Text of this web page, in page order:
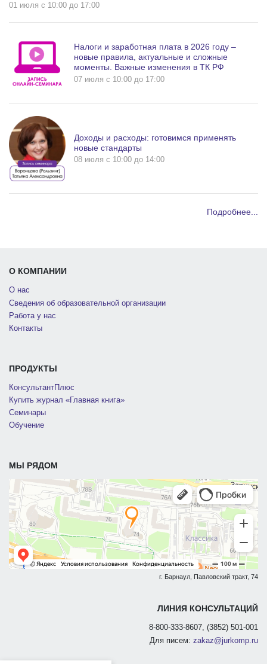
01 июля c 10:00 до 17:00
Налоги и заработная плата в 2026 году –
новые правила, актуальные и сложные
моменты. Важные изменения в ТК РФ
07 июля c 10:00 до 17:00
Доходы и расходы: готовимся применять
новые стандарты
08 июля c 10:00 до 14:00
Подробнее...
О КОМПАНИИ
О нас
Сведения об образовательной организации
Работа у нас
Контакты
ПРОДУКТЫ
КонсультантПлюс
Купить журнал «Главная книга»
Семинары
Обучение
МЫ РЯДОМ
г. Барнаул, Павловский тракт, 74
ЛИНИЯ КОНСУЛЬТАЦИЙ
8-800-333-8607, (3852) 501-001
Для писем: zakaz@jurkomp.ru